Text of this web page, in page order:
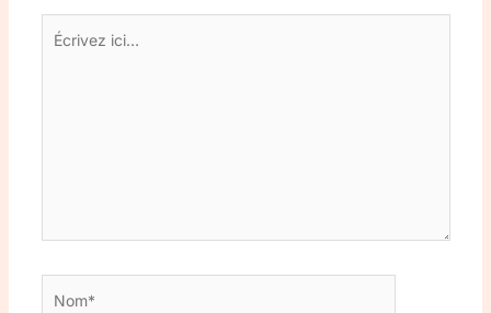
ici…